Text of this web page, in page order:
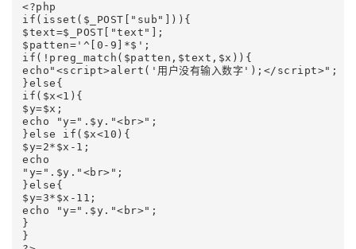
<?php
if(isset($_POST["sub"])){
$text=$_POST["text"];
$patten='^[0-9]*$';
if(!preg_match($patten,$text,$x)){
echo"<script>alert('用户没有输入数字');</script>";
}else{
if($x<1){
$y=$x;
echo "y=".$y."<br>";
}else if($x<10){
$y=2*$x-1;
echo
"y=".$y."<br>";
}else{
$y=3*$x-11;
echo "y=".$y."<br>";
}
}